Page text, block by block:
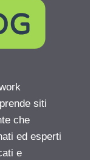
siti
che
ed esperti
e